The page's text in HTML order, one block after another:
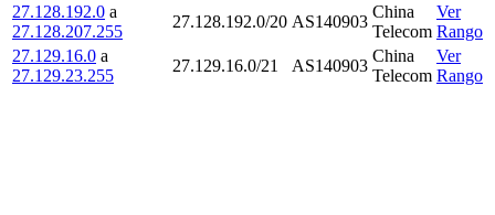
27.128.192.0 a
27.128.207.255
27.128.192.0/20 AS140903
China
Telecom
Ver
Rango
27.129.16.0 a
27.129.23.255
27.129.16.0/21 AS140903
China
Telecom
Ver
Rango